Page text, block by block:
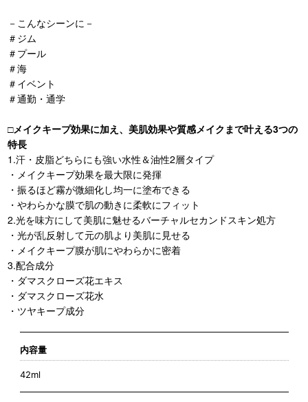
－こんなシーンに－
＃ジム
＃プール
＃海
＃イベント
＃通勤・通学
□メイクキープ効果に加え、美肌効果や質感メイクまで叶える3つの
特長
1.汗・皮脂どちらにも強い水性＆油性2層タイプ
・メイクキープ効果を最大限に発揮
・振るほど霧が微細化し均一に塗布できる
・やわらかな膜で肌の動きに柔軟にフィット
2.光を味方にして美肌に魅せるバーチャルセカンドスキン処方
・光が乱反射して元の肌より美肌に見せる
・メイクキープ膜が肌にやわらかに密着
3.配合成分
・ダマスクローズ花エキス
・ダマスクローズ花水
・ツヤキープ成分
内容量
42ml